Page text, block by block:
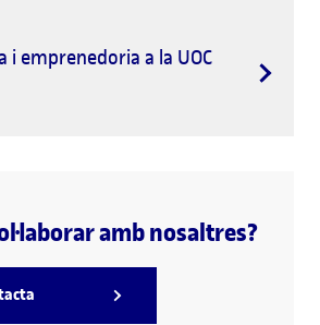
i emprenedoria a la UOC
amb nosaltres?